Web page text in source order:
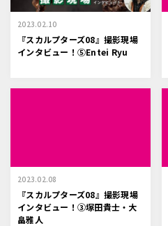
2023.02.10
『スカルプターズ08』撮影現場
インタビュー！⑤Entei Ryu
2023.02.08
『スカルプターズ08』撮影現場
インタビュー！③塚田貴士・大
畠雅人